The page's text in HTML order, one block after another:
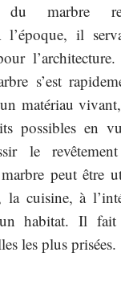
du marbre
l’époque, il
s’est
matériau
possibles en
le
peut être
la cuisine, à
habitat. Il
les plus prisées.